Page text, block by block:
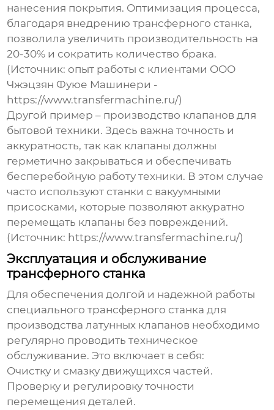
нанесения покрытия. Оптимизация процесса,
благодаря внедрению трансферного станка,
позволила увеличить производительность на
20-30% и сократить количество брака.
(Источник: опыт работы с клиентами ООО
Чжэцзян Фуюе Машинери -
https://www.transfermachine.ru/)
Другой пример – производство клапанов для
бытовой техники. Здесь важна точность и
аккуратность, так как клапаны должны
герметично закрываться и обеспечивать
бесперебойную работу техники. В этом случае
часто используют станки с вакуумными
присосками, которые позволяют аккуратно
перемещать клапаны без повреждений.
(Источник: https://www.transfermachine.ru/)
Эксплуатация и обслуживание
трансферного станка
Для обеспечения долгой и надежной работы
специального трансферного станка для
производства латунных клапанов необходимо
регулярно проводить техническое
обслуживание. Это включает в себя:
Очистку и смазку движущихся частей.
Проверку и регулировку точности
перемещения деталей.